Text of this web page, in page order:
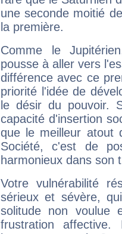
une seconde moitié
la première.
Comme le
pousse à aller vers
différence avec ce
priorité l'idée de
le désir du pouvoir.
capacité d'insertion
que le meilleur atout
Société, c'est de
harmonieux dans son
Votre vulnérabilité
sérieux et sévère,
solitude non voulue
frustration